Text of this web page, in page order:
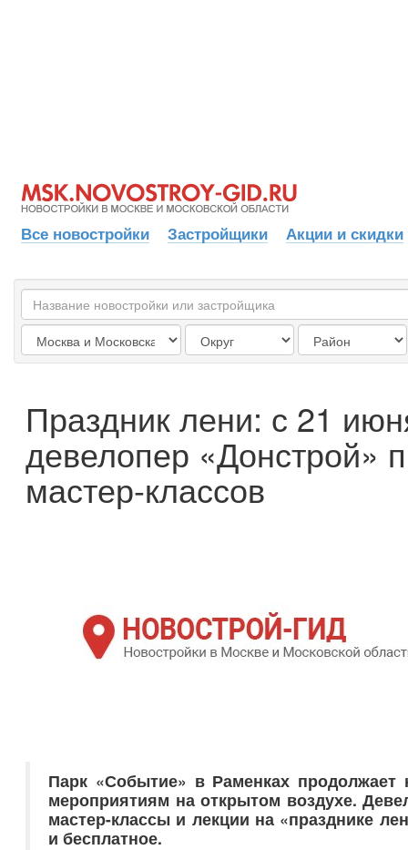
Все новостройки Застройщики Акции и скидки
Праздник лени: с 21
девелопер «Донстрой»
мастер-классов
Парк «Событие» в Раменках продолжает
мероприятиям на открытом воздухе.
мастер-классы и лекции на «празднике
и бесплатное.